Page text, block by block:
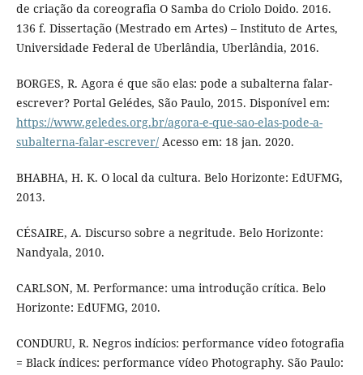
de criação da coreografia O Samba do Criolo Doido. 2016.
136 f. Dissertação (Mestrado em Artes) – Instituto de Artes,
Universidade Federal de Uberlândia, Uberlândia, 2016.
BORGES, R. Agora é que são elas: pode a subalterna falar-
escrever? Portal Gelédes, São Paulo, 2015. Disponível em:
https://www.geledes.org.br/agora-e-que-sao-elas-pode-a-
subalterna-falar-escrever/Acesso em: 18 jan. 2020.
BHABHA, H. K. O local da cultura. Belo Horizonte: EdUFMG,
2013.
CÉSAIRE, A. Discurso sobre a negritude. Belo Horizonte:
Nandyala, 2010.
CARLSON, M. Performance: uma introdução crítica. Belo
Horizonte: EdUFMG, 2010.
CONDURU, R. Negros indícios: performance vídeo fotografia
= Black índices: performance vídeo Photography. São Paulo: